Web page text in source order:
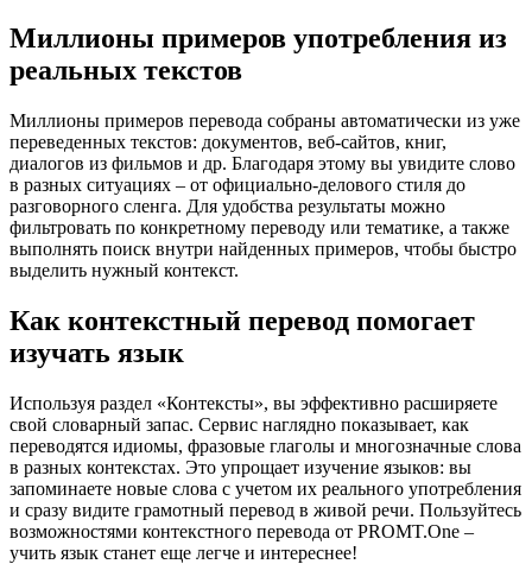
Миллионы примеров употребления из
реальных текстов
Миллионы примеров перевода собраны автоматически из уже
переведенных текстов: документов, веб-сайтов, книг,
диалогов из фильмов и др. Благодаря этому вы увидите слово
в разных ситуациях – от официально-делового стиля до
разговорного сленга. Для удобства результаты можно
фильтровать по конкретному переводу или тематике, а также
выполнять поиск внутри найденных примеров, чтобы быстро
выделить нужный контекст.
Как контекстный перевод помогает
изучать язык
Используя раздел «Контексты», вы эффективно расширяете
свой словарный запас. Сервис наглядно показывает, как
переводятся идиомы, фразовые глаголы и многозначные слова
в разных контекстах. Это упрощает изучение языков: вы
запоминаете новые слова с учетом их реального употребления
и сразу видите грамотный перевод в живой речи. Пользуйтесь
возможностями контекстного перевода от PROMT.One –
учить язык станет еще легче и интереснее!